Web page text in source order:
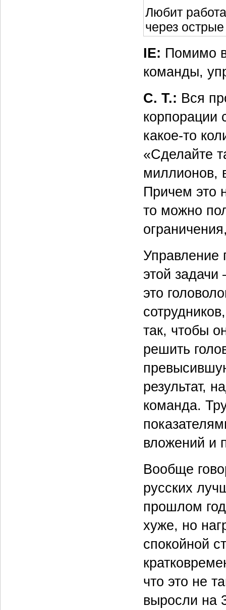
Любит
через
IE: Помимо
команды,
С. Т.: Вся
корпорации
какое-то
«Сделайте
миллионов,
Причем это
то можно
Управление
этой
это
так, чтобы
решить
результат,
команда.
вложений и
Вообще
русских
прошлом
хуже, но
спокойной
что это не
выросли на